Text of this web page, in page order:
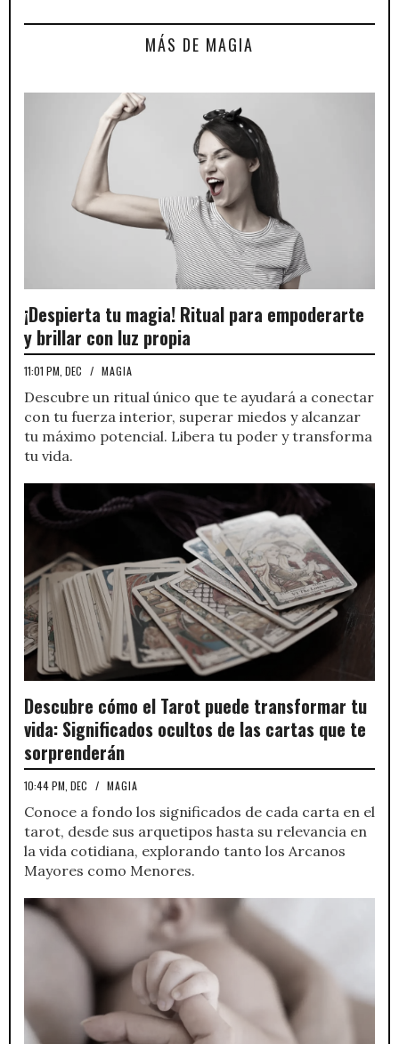
MÁS DE MAGIA
¡Despierta tu magia! Ritual para empoderarte
y brillar con luz propia
11:01 PM, DEC / MAGIA
Descubre un ritual único que te ayudará a conectar
con tu fuerza interior, superar miedos y alcanzar
tu máximo potencial. Libera tu poder y transforma
tu vida.
Descubre cómo el Tarot puede transformar tu
vida: Significados ocultos de las cartas que te
sorprenderán
10:44 PM, DEC / MAGIA
Conoce a fondo los significados de cada carta en el
tarot, desde sus arquetipos hasta su relevancia en
la vida cotidiana, explorando tanto los Arcanos
Mayores como Menores.